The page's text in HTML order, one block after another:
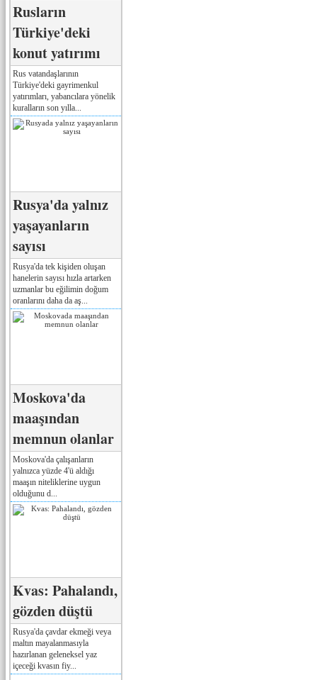
Rusların
Türkiye'deki
konut yatırımı
Rus vatandaşlarının
Türkiye'deki gayrimenkul
yatırımları, yabancılara yönelik
kuralların son yılla...
Rusya'da yalnız
yaşayanların
sayısı
Rusya'da tek kişiden oluşan
hanelerin sayısı hızla artarken
uzmanlar bu eğilimin doğum
oranlarını daha da aş...
Moskova'da
maaşından
memnun olanlar
Moskova'da çalışanların
yalnızca yüzde 4'ü aldığı
maaşın niteliklerine uygun
olduğunu d...
Kvas: Pahalandı,
gözden düştü
Rusya'da çavdar ekmeği veya
maltın mayalanmasıyla
hazırlanan geleneksel yaz
içeceği kvasın fiy...